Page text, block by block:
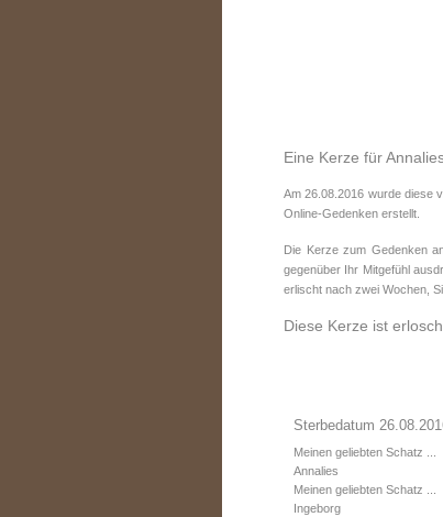
Eine Kerze für
Am 26.08.2016 wurde diese
Online-Gedenken erstellt.
Die Kerze zum Gedenken
gegenüber Ihr Mitgefühl
erlischt nach zwei Wochen,
Diese Kerze ist
Sterbedatum
Meinen geliebten Schatz ...
Annalies
Meinen geliebten Schatz ...
Ingeborg